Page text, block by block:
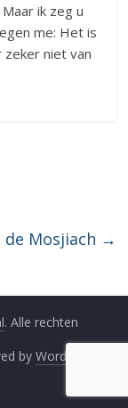
ik zeg u
me: Het is
zeker niet van
de Mosjiach →
. Alle rechten
by WordPress